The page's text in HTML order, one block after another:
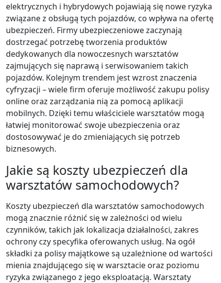
elektrycznych i hybrydowych pojawiają się nowe ryzyka
związane z obsługą tych pojazdów, co wpływa na ofertę
ubezpieczeń. Firmy ubezpieczeniowe zaczynają
dostrzegać potrzebę tworzenia produktów
dedykowanych dla nowoczesnych warsztatów
zajmujących się naprawą i serwisowaniem takich
pojazdów. Kolejnym trendem jest wzrost znaczenia
cyfryzacji – wiele firm oferuje możliwość zakupu polisy
online oraz zarządzania nią za pomocą aplikacji
mobilnych. Dzięki temu właściciele warsztatów mogą
łatwiej monitorować swoje ubezpieczenia oraz
dostosowywać je do zmieniających się potrzeb
biznesowych.
Jakie są koszty ubezpieczeń dla
warsztatów samochodowych?
Koszty ubezpieczeń dla warsztatów samochodowych
mogą znacznie różnić się w zależności od wielu
czynników, takich jak lokalizacja działalności, zakres
ochrony czy specyfika oferowanych usług. Na ogół
składki za polisy majątkowe są uzależnione od wartości
mienia znajdującego się w warsztacie oraz poziomu
ryzyka związanego z jego eksploatacją. Warsztaty